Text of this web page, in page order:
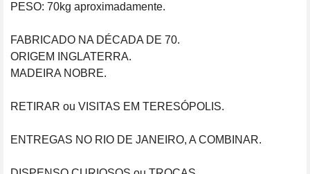
PESO: 70kg aproximadamente.
FABRICADO NA DÉCADA DE 70.
ORIGEM INGLATERRA.
MADEIRA NOBRE.
RETIRAR ou VISITAS EM TERESÓPOLIS.
ENTREGAS NO RIO DE JANEIRO, A COMBINAR.